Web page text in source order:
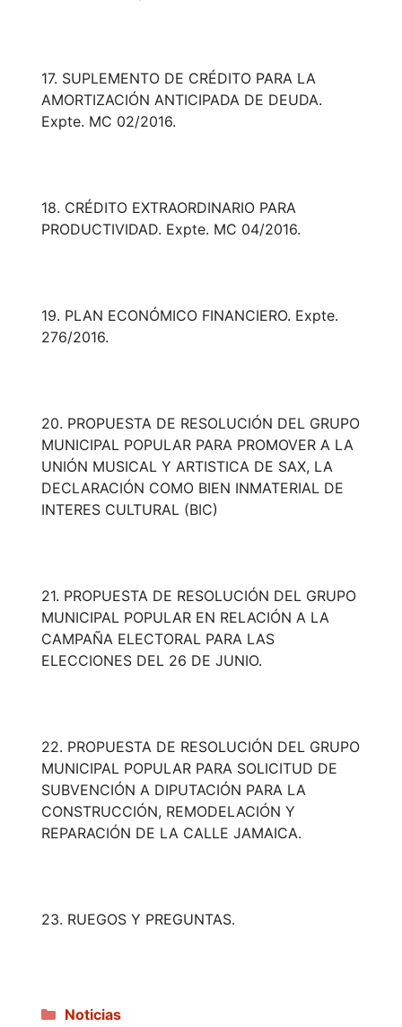
17. SUPLEMENTO DE CRÉDITO PARA LA
AMORTIZACIÓN ANTICIPADA DE DEUDA.
Expte. MC 02/2016.
18. CRÉDITO EXTRAORDINARIO PARA
PRODUCTIVIDAD. Expte. MC 04/2016.
19. PLAN ECONÓMICO FINANCIERO. Expte.
276/2016.
20. PROPUESTA DE RESOLUCIÓN DEL GRUPO
MUNICIPAL POPULAR PARA PROMOVER A LA
UNIÓN MUSICAL Y ARTISTICA DE SAX, LA
DECLARACIÓN COMO BIEN INMATERIAL DE
INTERES CULTURAL (BIC)
21. PROPUESTA DE RESOLUCIÓN DEL GRUPO
MUNICIPAL POPULAR EN RELACIÓN A LA
CAMPAÑA ELECTORAL PARA LAS
ELECCIONES DEL 26 DE JUNIO.
22. PROPUESTA DE RESOLUCIÓN DEL GRUPO
MUNICIPAL POPULAR PARA SOLICITUD DE
SUBVENCIÓN A DIPUTACIÓN PARA LA
CONSTRUCCIÓN, REMODELACIÓN Y
REPARACIÓN DE LA CALLE JAMAICA.
23. RUEGOS Y PREGUNTAS.
Categorías
Noticias